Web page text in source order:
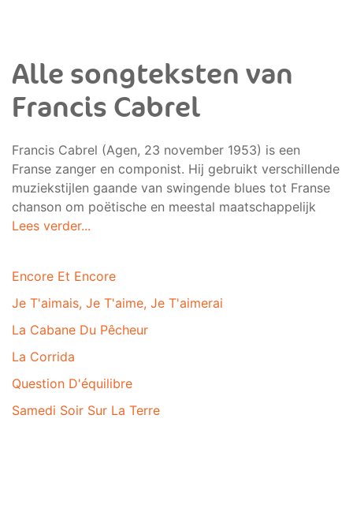
Alle songteksten van
Francis Cabrel
Francis Cabrel (Agen, 23 november 1953) is een
Franse zanger en componist. Hij gebruikt verschillende
muziekstijlen gaande van swingende blues tot Franse
chanson om poëtische en meestal maatschappelijk
Lees verder...
Encore Et Encore
Je T'aimais, Je T'aime, Je T'aimerai
La Cabane Du Pêcheur
La Corrida
Question D'équilibre
Samedi Soir Sur La Terre